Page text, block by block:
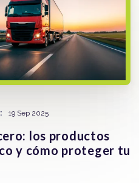
19 Sep 2025
los productos
y cómo proteger tu